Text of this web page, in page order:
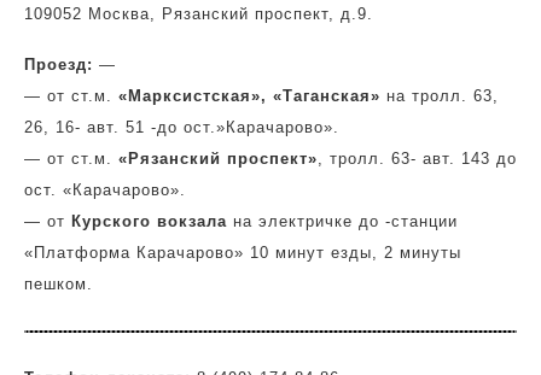
109052 Москва, Рязанский проспект, д.9.
Проезд: —
— от ст.м. «Марксистская», «Таганская» на тролл. 63,
26, 16- авт. 51 -до ост.»Карачарово».
— от ст.м. «Рязанский проспект», тролл. 63- авт. 143 до
ост. «Карачарово».
— от Курского вокзала на электричке до -станции
«Платформа Карачарово» 10 минут езды, 2 минуты
пешком.